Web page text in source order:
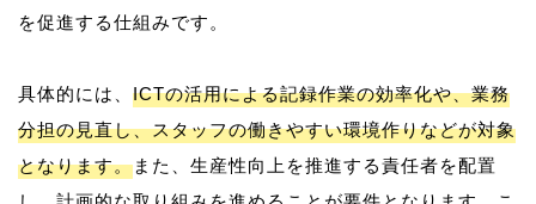
を促進する仕組みです。
具体的には、 ICTの活用による記録作業の効率化や、業務
分担の見直し、スタッフの働きやすい環境作りなどが対象
となります。また、生産性向上を推進する責任者を配置